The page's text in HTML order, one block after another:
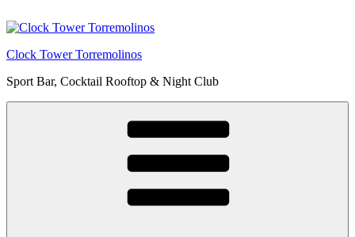
al
Clock Tower Torremolinos
Sport Bar, Cocktail Rooftop & Night Club